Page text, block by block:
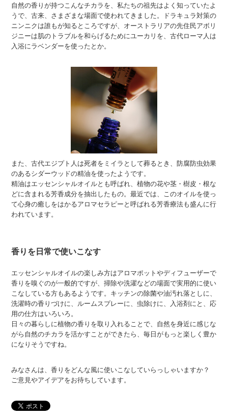
自然の香りが持つこんなチカラを、私たちの祖先はよく知っていたよ
うで、古来、さまざまな場面で使われてきました。ドラキュラ対策の
ニンニクは誰もが知るところですが、オーストラリアの先住民アボリ
ジニーは肌のトラブルを和らげるためにユーカリを、古代ローマ人は
入浴にラベンダーを使ったとか。
また、古代エジプト人は死者をミイラとして葬るとき、防腐防虫効果
のあるシダーウッドの精油を使ったようです。
精油はエッセンシャルオイルとも呼ばれ、植物の花や茎・樹皮・根な
どに含まれる芳香成分を抽出したもの。最近では、このオイルを使っ
て心身の癒しをはかるアロマセラピーと呼ばれる芳香療法も盛んに行
われています。
香りを日常で使いこなす
エッセンシャルオイルの楽しみ方はアロマポットやディフューザーで
香りを嗅ぐのが一般的ですが、掃除や洗濯などの場面で実用的に使い
こなしている方もあるようです。キッチンの除菌や油汚れ落としに、
洗濯時の香りづけに、ルームスプレーに、虫除けに、入浴剤にと、応
用の仕方はいろいろ。
日々の暮らしに植物の香りを取り入れることで、自然を身近に感じな
がら自然のチカラを活かすことができたら、毎日がもっと楽しく豊か
になりそうですね。
みなさんは、香りをどんな風に使いこなしていらっしゃいますか？
ご意見やアイデアをお待ちしています。